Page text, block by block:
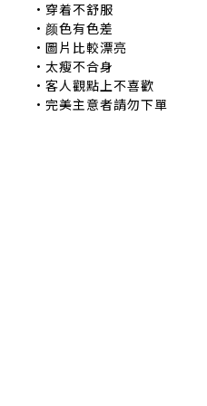
•穿着不舒服 •
•颜色有色差 •
•圖片比較漂亮
•太瘦不合身 •不
•客人觀點上不喜歡
•完美主意者請勿下單